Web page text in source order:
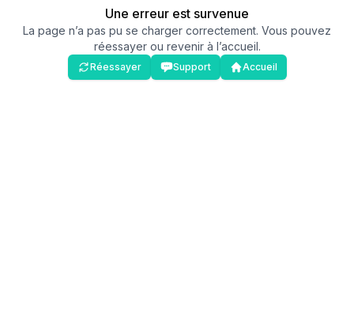
Une erreur est survenue
La page n’a pas pu se charger correctement. Vous pouvez
réessayer ou revenir à l’accueil.
Réessayer Support Accueil